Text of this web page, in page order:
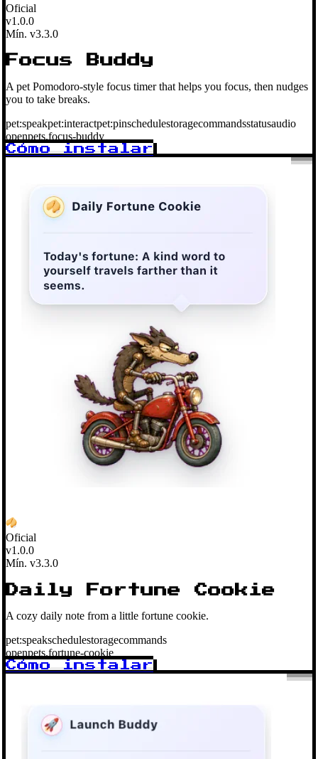
Oficial
v1.0.0
Mín. v3.3.0
Focus Buddy
A pet Pomodoro-style focus timer that helps you focus, then nudges
you to take breaks.
pet:speakpet:interactpet:pinschedulestoragecommandsstatusaudio
openpets.focus-buddy
Cómo instalar
Oficial
v1.0.0
Mín. v3.3.0
Daily Fortune Cookie
A cozy daily note from a little fortune cookie.
pet:speakschedulestoragecommands
openpets.fortune-cookie
Cómo instalar